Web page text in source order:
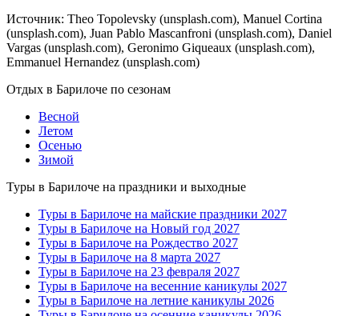
Источник: Theo Topolevsky (unsplash.com), Manuel Cortina
(unsplash.com), Juan Pablo Mascanfroni (unsplash.com), Daniel
Vargas (unsplash.com), Geronimo Giqueaux (unsplash.com),
Emmanuel Hernandez (unsplash.com)
Отдых в Барилоче по сезонам
Весной
Летом
Осенью
Зимой
Туры в Барилоче на праздники и выходные
Туры в Барилоче на майские праздники 2027
Туры в Барилоче на Новый год 2027
Туры в Барилоче на Рождество 2027
Туры в Барилоче на 8 марта 2027
Туры в Барилоче на 23 февраля 2027
Туры в Барилоче на весенние каникулы 2027
Туры в Барилоче на летние каникулы 2026